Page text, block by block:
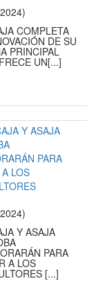
COMPLETA
DE SU
PRINCIPAL
UN[...]
Y ASAJA
PARA
A LOS
[...]